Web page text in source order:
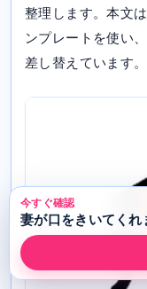
整理します。本文
ンプレートを使い
差し替えています。
今すぐ確認
妻が口をきいてく